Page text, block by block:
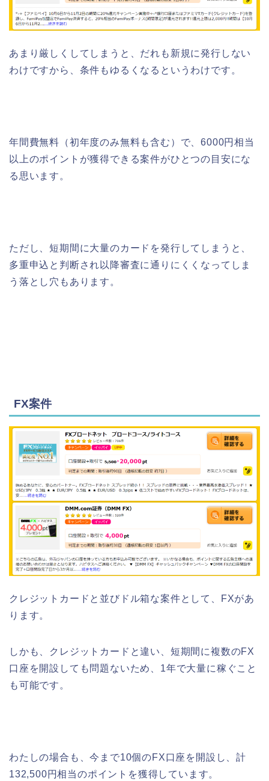
あまり厳しくしてしまうと、だれも新規に発行しない
わけですから、条件もゆるくなるというわけです。
年間費無料（初年度のみ無料も含む）で、6000円相当
以上のポイントが獲得できる案件がひとつの目安にな
る思います。
ただし、短期間に大量のカードを発行してしまうと、
多重申込と判断され以降審査に通りにくくなってしま
う落とし穴もあります。
FX案件
クレジットカードと並びドル箱な案件として、FXがあ
ります。
しかも、クレジットカードと違い、短期間に複数のFX
口座を開設しても問題ないため、1年で大量に稼ぐこと
も可能です。
わたしの場合も、今まで10個のFX口座を開設し、計
132,500円相当のポイントを獲得しています。